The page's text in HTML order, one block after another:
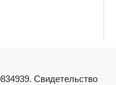
Свидетельство